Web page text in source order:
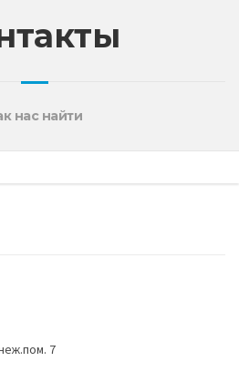
нас найти
7